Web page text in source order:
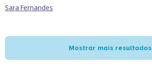
Sara Fernandes
Mostrar mais resultados